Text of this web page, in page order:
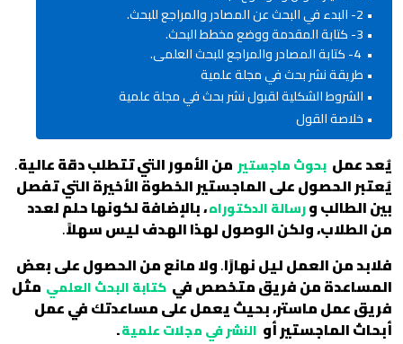
2- البدء في البحث عن المصادر والمراجع للبحث.
3- كتابة المقدمة ووضع مخطط البحث.
طريقة نشر بحث في مجلة علمية
الشروط الشكلية لقبول نشر بحث في مجلة علمية
خلاصة القول
يُعد عمل بحوث ماجستير من الأمور التي تتطلب دقة عالية.
يُعتبر الحصول على الماجستير الخطوة الأخيرة التي تفصل
بين الطالب ورسالة الدكتوراه، بالإضافة لكونها حلم لعدد
من الطلاب، ولكن الوصول لهذا الهدف ليس سهلاً.
فلابد من العمل ليل نهارًا.ولا مانع من الحصول على بعض
المساعدة من فريق متخصص في كتابة البحث العلمي مثل
فريق عمل ماستر، بحيث يعمل على مساعدتك في عمل
أبحاث الماجستير أو النشر في مجلات علمية.